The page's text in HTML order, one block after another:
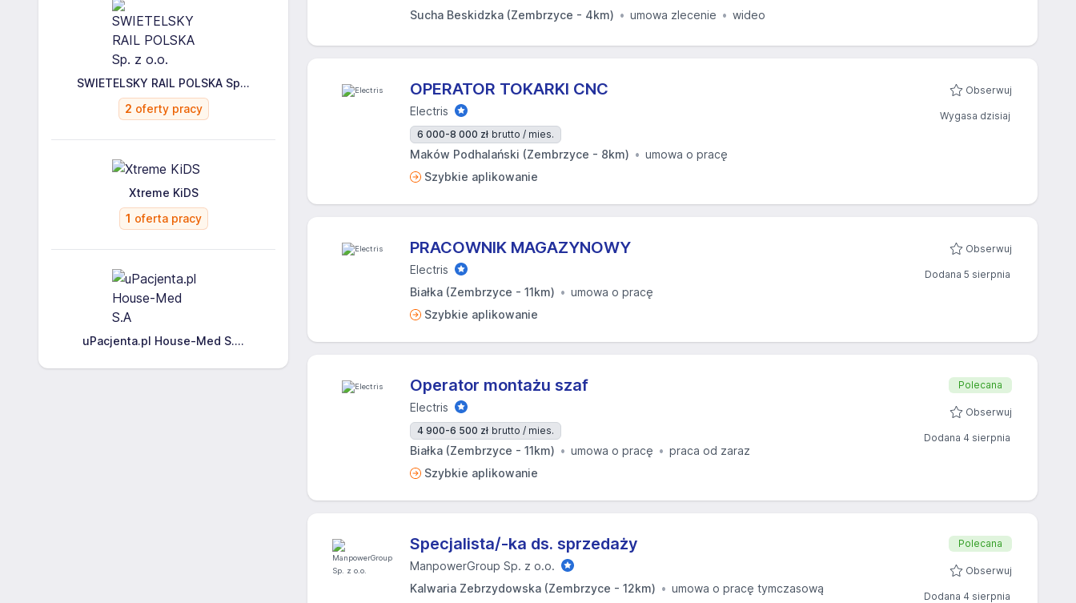
SWIETELSKY RAIL POLSKA Sp...
2 oferty pracy
Xtreme KiDS
1 oferta pracy
uPacjenta.pl House-Med S....
Sucha Beskidzka (Zembrzyce - 4km)
umowa zlecenie wideo
OPERATOR TOKARKI CNC
Electris
6 000-8 000 zł brutto / mies.
Maków Podhalański (Zembrzyce - 8km)
umowa o pracę
Szybkie aplikowanie
Obserwuj
Wygasa dzisiaj
PRACOWNIK MAGAZYNOWY
Electris
Białka (Zembrzyce - 11km)
umowa o pracę
Szybkie aplikowanie
Obserwuj
Dodana 5 sierpnia
Operator montażu szaf
Electris
4 900-6 500 zł brutto / mies.
Białka (Zembrzyce - 11km) umowa o pracę
praca od zaraz
Szybkie aplikowanie
Polecana
Obserwuj
Dodana 4 sierpnia
Specjalista/-ka ds. sprzedaży
ManpowerGroup Sp. z o.o.
Kalwaria Zebrzydowska (Zembrzyce - 12km)
umowa o pracę tymczasową
Polecana
Obserwuj
Dodana 4 sierpnia